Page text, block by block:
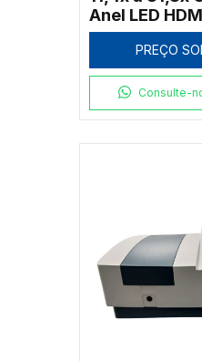
Anel LED
Tela)
PREÇO
Consulte-